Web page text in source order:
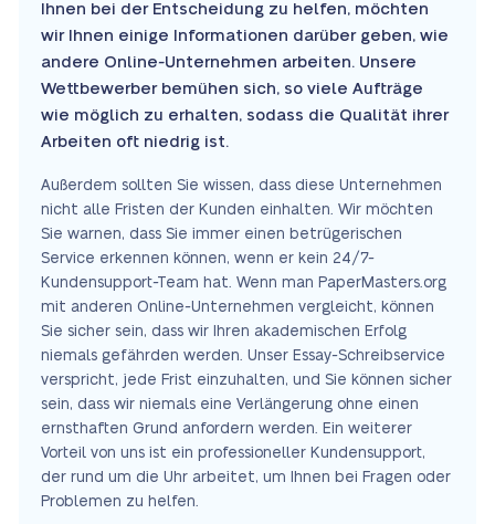
Ihnen bei der Entscheidung zu helfen, möchten
wir Ihnen einige Informationen darüber geben, wie
andere Online-Unternehmen arbeiten. Unsere
Wettbewerber bemühen sich, so viele Aufträge
wie möglich zu erhalten, sodass die Qualität ihrer
Arbeiten oft niedrig ist.
Außerdem sollten Sie wissen, dass diese Unternehmen
nicht alle Fristen der Kunden einhalten. Wir möchten
Sie warnen, dass Sie immer einen betrügerischen
Service erkennen können, wenn er kein 24/7-
Kundensupport-Team hat. Wenn man PaperMasters.org
mit anderen Online-Unternehmen vergleicht, können
Sie sicher sein, dass wir Ihren akademischen Erfolg
niemals gefährden werden. Unser Essay-Schreibservice
verspricht, jede Frist einzuhalten, und Sie können sicher
sein, dass wir niemals eine Verlängerung ohne einen
ernsthaften Grund anfordern werden. Ein weiterer
Vorteil von uns ist ein professioneller Kundensupport,
der rund um die Uhr arbeitet, um Ihnen bei Fragen oder
Problemen zu helfen.